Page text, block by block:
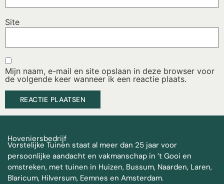
Site
Mijn naam, e-mail en site opslaan in deze browser voor
de volgende keer wanneer ik een reactie plaats.
Hoveniersbedrijf
Vorstelijke Tuinen staat al meer dan 25 jaar voor
persoonlijke aandacht en vakmanschap in ’t Gooi en
omstreken, met tuinen in Huizen, Bussum, Naarden, Laren,
Blaricum, Hilversum, Eemnes en Amsterdam.